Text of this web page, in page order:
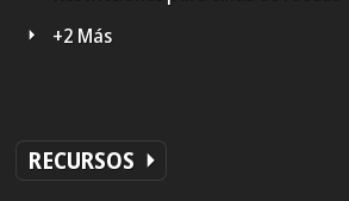
+2 Más
RECURSOS